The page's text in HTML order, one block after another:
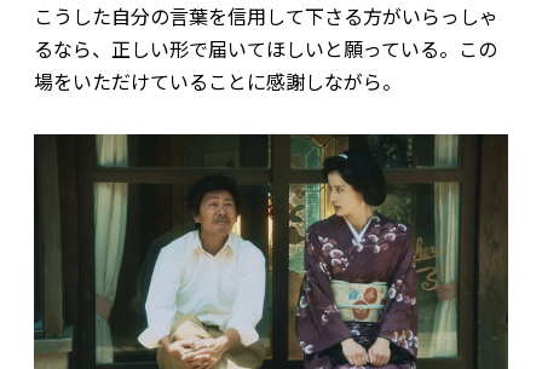
こうした自分の言葉を信用して下さる方がいらっしゃ
るなら、正しい形で届いてほしいと願っている。この
場をいただけていることに感謝しながら。